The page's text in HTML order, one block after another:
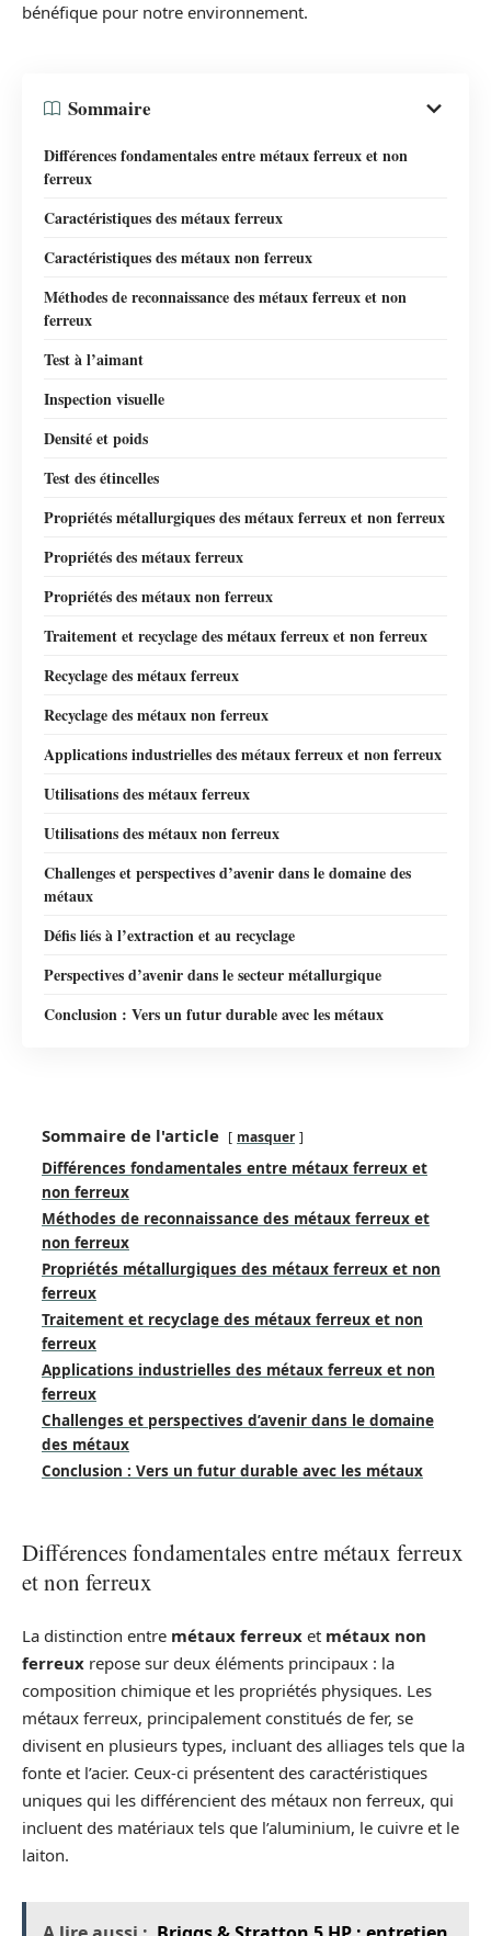
bénéfique pour notre environnement.
Sommaire
Différences fondamentales entre métaux ferreux et non
ferreux
Caractéristiques des métaux ferreux
Caractéristiques des métaux non ferreux
Méthodes de reconnaissance des métaux ferreux et non
ferreux
Test à l’aimant
Inspection visuelle
Densité et poids
Test des étincelles
Propriétés métallurgiques des métaux ferreux et non ferreux
Propriétés des métaux ferreux
Propriétés des métaux non ferreux
Traitement et recyclage des métaux ferreux et non ferreux
Recyclage des métaux ferreux
Recyclage des métaux non ferreux
Applications industrielles des métaux ferreux et non ferreux
Utilisations des métaux ferreux
Utilisations des métaux non ferreux
Challenges et perspectives d’avenir dans le domaine des
métaux
Défis liés à l’extraction et au recyclage
Perspectives d’avenir dans le secteur métallurgique
Conclusion : Vers un futur durable avec les métaux
Sommaire de l'article masquer
Différences fondamentales entre métaux ferreux et
non ferreux
Méthodes de reconnaissance des métaux ferreux et
non ferreux
Propriétés métallurgiques des métaux ferreux et non
ferreux
Traitement et recyclage des métaux ferreux et non
ferreux
Applications industrielles des métaux ferreux et non
ferreux
Challenges et perspectives d’avenir dans le domaine
des métaux
Conclusion : Vers un futur durable avec les métaux
Différences fondamentales entre métaux ferreux
et non ferreux
La distinction entre métaux ferreux et métaux non
ferreux repose sur deux éléments principaux : la
composition chimique et les propriétés physiques. Les
métaux ferreux, principalement constitués de fer, se
divisent en plusieurs types, incluant des alliages tels que la
fonte et l’acier. Ceux-ci présentent des caractéristiques
uniques qui les différencient des métaux non ferreux, qui
incluent des matériaux tels que l’aluminium, le cuivre et le
laiton.